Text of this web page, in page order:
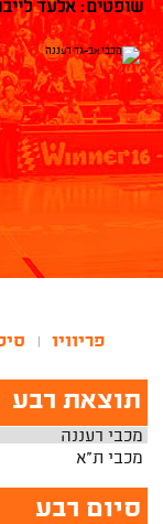
שופטים: אלעד
פריוויו
תוצאת רבע
מכבי רעננה
מכבי ת"א
סיום רבע